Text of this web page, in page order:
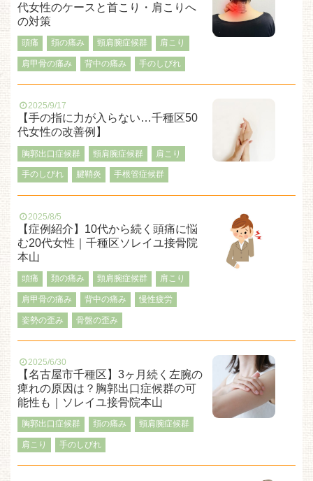
代女性のケースと首こり・肩こりへ
の対策
頭痛 頚の痛み 頸肩腕症候群 肩こり
肩甲骨の痛み 背中の痛み 手のしびれ
2025/9/17
【手の指に力が入らない…千種区50
代女性の改善例】
胸郭出口症候群 頸肩腕症候群 肩こり
手のしびれ 腱鞘炎 手根管症候群
2025/8/5
【症例紹介】10代から続く頭痛に悩
む20代女性｜千種区ソレイユ接骨院
本山
頭痛 頚の痛み 頸肩腕症候群 肩こり
肩甲骨の痛み 背中の痛み 慢性疲労
姿勢の歪み 骨盤の歪み
2025/6/30
【名古屋市千種区】3ヶ月続く左腕の
痺れの原因は？胸郭出口症候群の可
能性も｜ソレイユ接骨院本山
胸郭出口症候群 頚の痛み 頸肩腕症候群
肩こり 手のしびれ